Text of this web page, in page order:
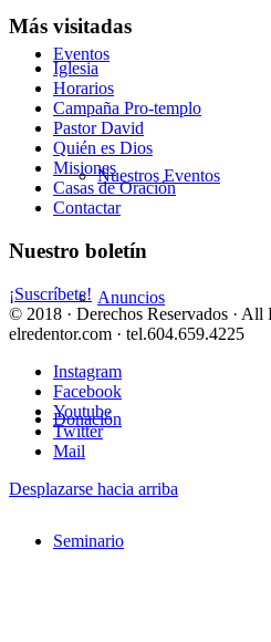
Eventos
Nuestros Eventos
Anuncios
Donación
Seminario
Más visitadas
Iglesia
Horarios
Campaña Pro-templo
Pastor David
Quién es Dios
Misiones
Casas de Oración
Contactar
Nuestro boletín
¡Suscríbete!
© 2018 · Derechos Reservados · All
elredentor.com · tel.604.659.4225
Instagram
Facebook
Youtube
Twitter
Mail
Desplazarse hacia arriba